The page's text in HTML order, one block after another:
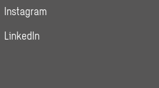
Instagram
LinkedIn